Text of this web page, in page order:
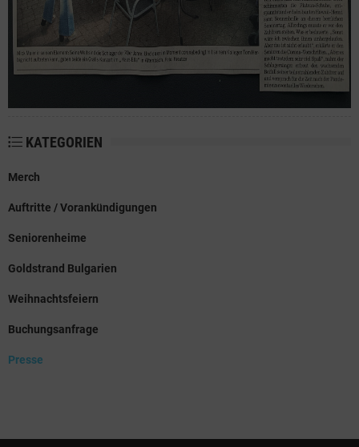
KATEGORIEN
Merch
Auftritte / Vorankündigungen
Seniorenheime
Goldstrand Bulgarien
Weihnachtsfeiern
Buchungsanfrage
Presse